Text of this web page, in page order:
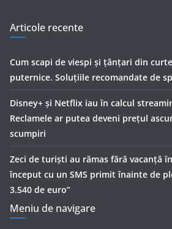
Articole recente
Cum scapi de viespi și țânțari din
puternice. Soluțiile recomandate de
Disney+ și Netflix iau în calcul
Reclamele ar putea deveni prețul
scumpiri
Zeci de turiști au rămas fără vacanță
început cu un SMS primit înainte de
3.540 de euro”
Meniu de navigare